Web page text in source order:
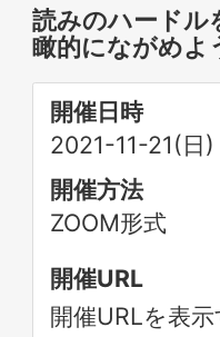
読みのハードル
瞰的にながめよ
開催日時
2021-11-21(日
開催方法
ZOOM形式
開催URL
開催URLを表